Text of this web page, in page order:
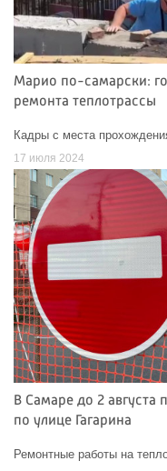
Марио по-самарски:
ремонта теплотрассы
Кадры с места
17 июля 2024
В Самаре до 2 августа
по улице Гагарина
Ремонтные работы на